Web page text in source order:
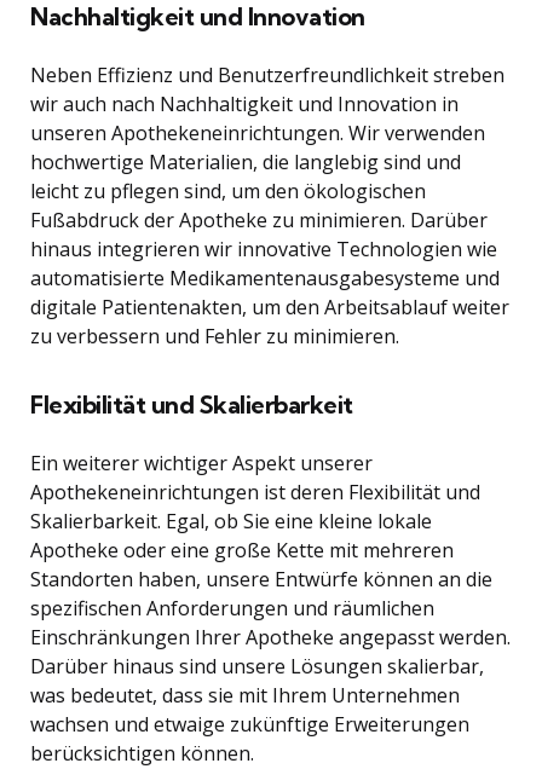
Nachhaltigkeit und Innovation
Neben Effizienz und Benutzerfreundlichkeit streben
wir auch nach Nachhaltigkeit und Innovation in
unseren Apothekeneinrichtungen. Wir verwenden
hochwertige Materialien, die langlebig sind und
leicht zu pflegen sind, um den ökologischen
Fußabdruck der Apotheke zu minimieren. Darüber
hinaus integrieren wir innovative Technologien wie
automatisierte Medikamentenausgabesysteme und
digitale Patientenakten, um den Arbeitsablauf weiter
zu verbessern und Fehler zu minimieren.
Flexibilität und Skalierbarkeit
Ein weiterer wichtiger Aspekt unserer
Apothekeneinrichtungen ist deren Flexibilität und
Skalierbarkeit. Egal, ob Sie eine kleine lokale
Apotheke oder eine große Kette mit mehreren
Standorten haben, unsere Entwürfe können an die
spezifischen Anforderungen und räumlichen
Einschränkungen Ihrer Apotheke angepasst werden.
Darüber hinaus sind unsere Lösungen skalierbar,
was bedeutet, dass sie mit Ihrem Unternehmen
wachsen und etwaige zukünftige Erweiterungen
berücksichtigen können.